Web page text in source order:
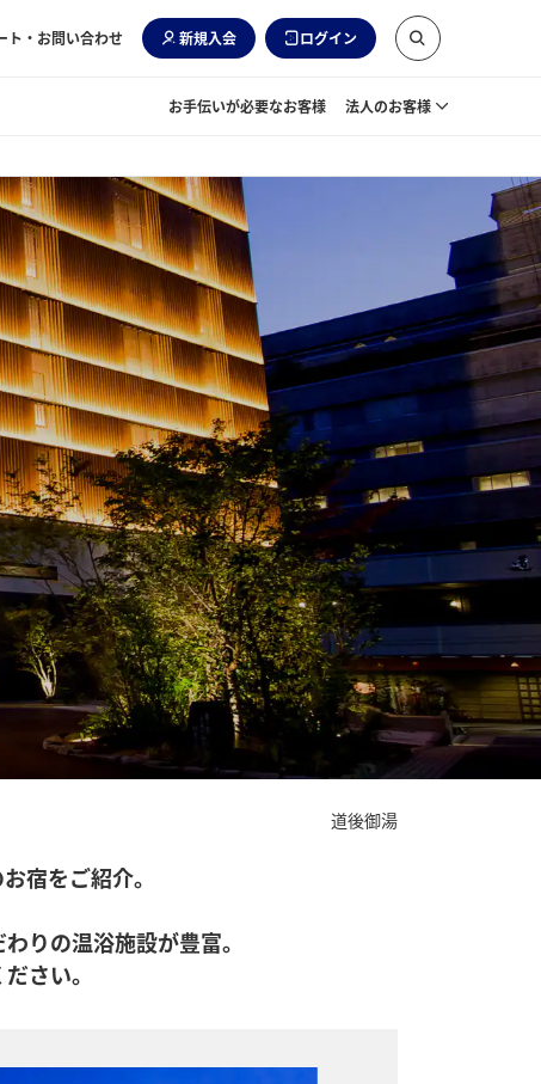
ト・お問い合わせ 新規入会 ログイン
お手伝いが必要なお客様 法人のお客様
道後御湯
宿をご紹介。
りの温浴施設が豊富。
さい。